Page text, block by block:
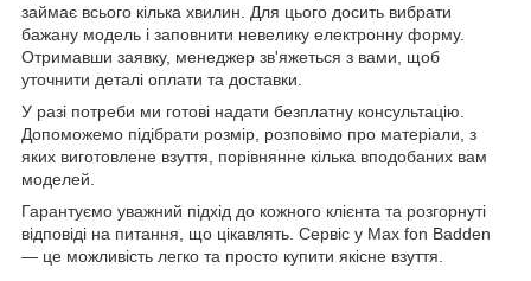
займає всього кілька хвилин. Для цього досить вибрати
бажану модель і заповнити невелику електронну форму.
Отримавши заявку, менеджер зв'яжеться з вами, щоб
уточнити деталі оплати та доставки.
У разі потреби ми готові надати безплатну консультацію.
Допоможемо підібрати розмір, розповімо про матеріали, з
яких виготовлене взуття, порівнянне кілька вподобаних вам
моделей.
Гарантуємо уважний підхід до кожного клієнта та розгорнуті
відповіді на питання, що цікавлять. Сервіс у Max fon Badden
— це можливість легко та просто купити якісне взуття.